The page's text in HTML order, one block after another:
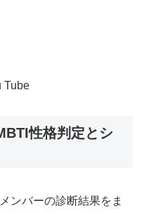
Tube
性格判定とシ
ンバーの診断結果をま